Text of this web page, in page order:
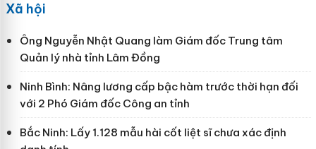
Xã hội
Ông Nguyễn Nhật Quang làm Giám đốc Trung tâm
Quản lý nhà tỉnh Lâm Đồng
Ninh Bình: Nâng lương cấp bậc hàm trước thời hạn đối
với 2 Phó Giám đốc Công an tỉnh
Bắc Ninh: Lấy 1.128 mẫu hài cốt liệt sĩ chưa xác định